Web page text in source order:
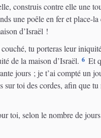
construis contre elle une
une poêle en fer et place-
d’Israël !
tu porteras leur
de la maison d’Israël. 6 Et
jours ; je t’ai compté un
sur toi des cordes, afin que tu
toi, selon le nombre de